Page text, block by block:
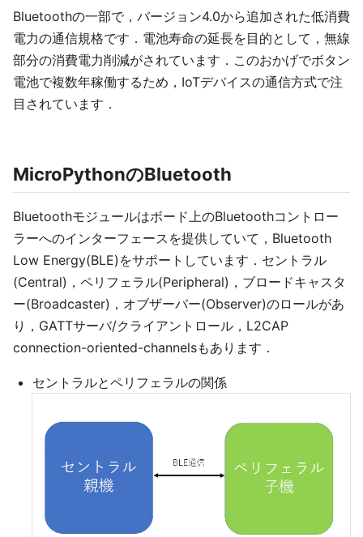
Bluetoothの一部で，バージョン4.0から追加された低消費
電力の通信規格です．電池寿命の延長を目的として，無線
部分の消費電力削減がされています．このおかげでボタン
電池で複数年稼働するため，IoTデバイスの通信方式で注
目されています．
MicroPythonのBluetooth
Bluetoothモジュールはボード上のBluetoothコントロー
ラーへのインターフェースを提供していて，Bluetooth
Low Energy(BLE)をサポートしています．セントラル
(Central)，ペリフェラル(Peripheral)，ブロードキャスタ
ー(Broadcaster)，オブザーバー(Observer)のロールがあ
り，GATTサーバ/クライアントロール，L2CAP
connection-oriented-channelsもあります．
セントラルとペリフェラルの関係